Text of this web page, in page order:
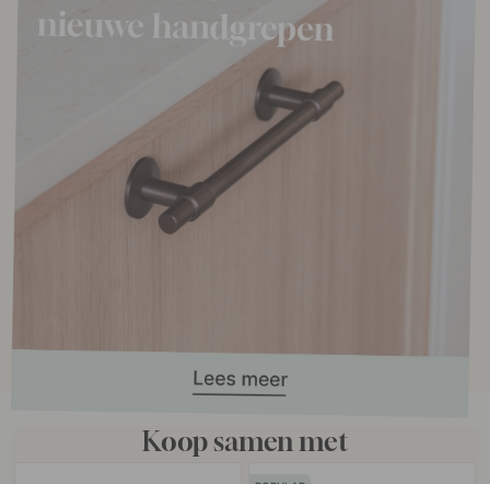
Koop samen met